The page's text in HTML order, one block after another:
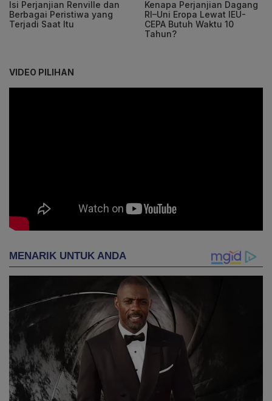
Isi Perjanjian Renville dan
Berbagai Peristiwa yang
Terjadi Saat Itu
Kenapa Perjanjian Dagang
RI–Uni Eropa Lewat IEU-
CEPA Butuh Waktu 10
Tahun?
VIDEO PILIHAN